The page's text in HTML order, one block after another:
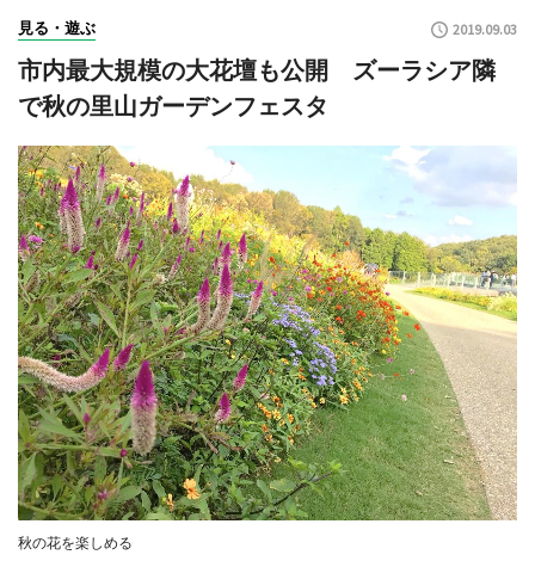
見る・遊ぶ 2019.09.03
市内最大規模の大花壇も公開 ズーラシア隣
で秋の里山ガーデンフェスタ
秋の花を楽しめる